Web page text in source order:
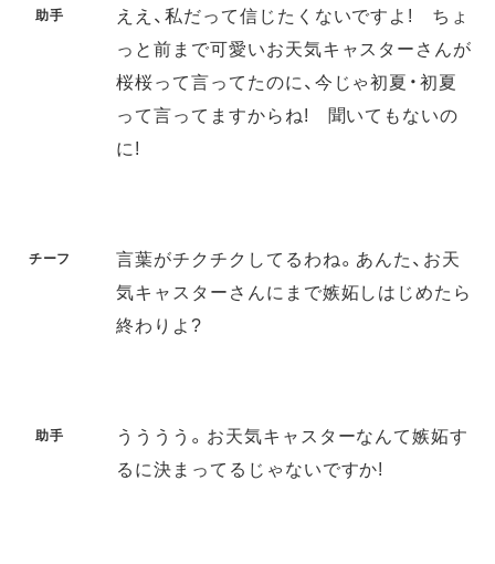
助手
ええ、私だって信じたくないですよ! ちょ
っと前まで可愛いお天気キャスターさんが
桜桜って言ってたのに、今じゃ初夏・初夏
って言ってますからね! 聞いてもないの
に!
チーフ
言葉がチクチクしてるわね。あんた、お天
気キャスターさんにまで嫉妬しはじめたら
終わりよ?
助手
うううう。お天気キャスターなんて嫉妬す
るに決まってるじゃないですか!